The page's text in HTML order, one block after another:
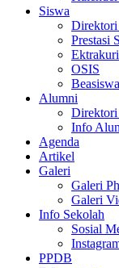
Siswa
Direktori
Prestasi
OSIS
Beasiswa
Alumni
Info
Agenda
Artikel
Galeri
Galeri
Galeri
Info Sekolah
Sosial
PPDB